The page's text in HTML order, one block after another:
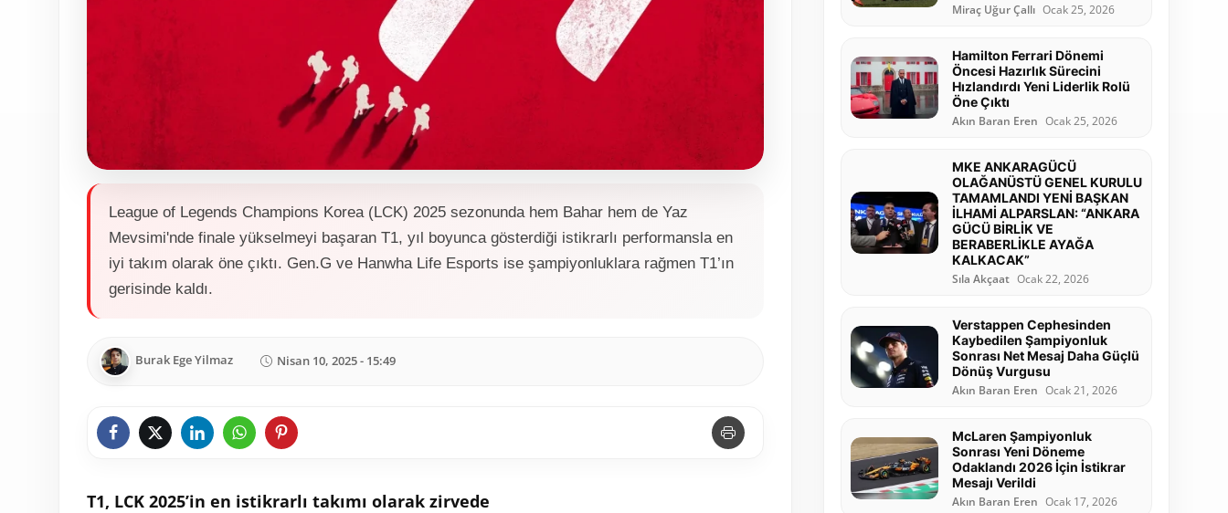
League of Legends Champions Korea (LCK) 2025 sezonunda hem Bahar hem de Yaz
Mevsimi'nde finale yükselmeyi başaran T1, yıl boyunca gösterdiği istikrarlı performansla en
iyi takım olarak öne çıktı. Gen.G ve Hanwha Life Esports ise şampiyonluklara rağmen T1’ın
gerisinde kaldı.
Burak Ege Yilmaz Nisan 10, 2025 - 15:49
T1, LCK 2025’in en istikrarlı takımı olarak zirvede
Miraç Uğur Çallı Ocak 25, 2026
Hamilton Ferrari Dönemi
Öncesi Hazırlık Sürecini
Hızlandırdı Yeni Liderlik Rolü
Öne Çıktı
Akın Baran Eren Ocak 25, 2026
MKE ANKARAGÜCÜ
OLAĞANÜSTÜ GENEL KURULU
TAMAMLANDI YENİ BAŞKAN
İLHAMİ ALPARSLAN: “ANKARA
GÜCÜ BİRLİK VE
BERABERLİKLE AYAĞA
KALKACAK”
Sıla Akçaat Ocak 22, 2026
Verstappen Cephesinden
Kaybedilen Şampiyonluk
Sonrası Net Mesaj Daha Güçlü
Dönüş Vurgusu
Akın Baran Eren Ocak 21, 2026
McLaren Şampiyonluk
Sonrası Yeni Döneme
Odaklandı 2026 İçin İstikrar
Mesajı Verildi
Akın Baran Eren Ocak 17, 2026